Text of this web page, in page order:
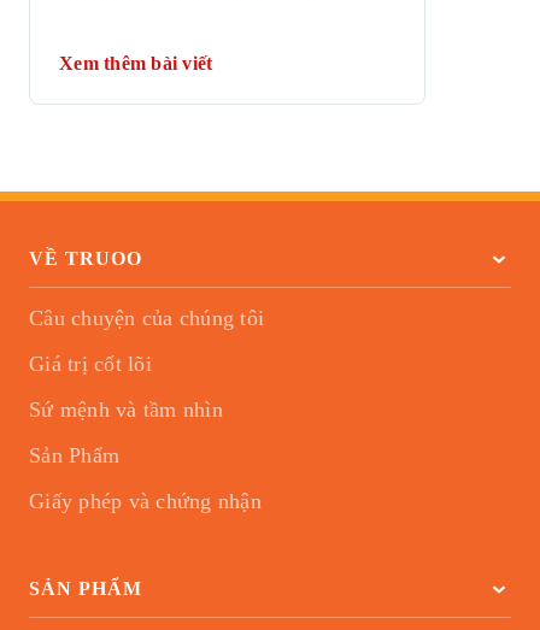
Xem thêm bài viết
VỀ TRUOO
Câu chuyện của chúng tôi
Giá trị cốt lõi
Sứ mệnh và tầm nhìn
Sản Phẩm
Giấy phép và chứng nhận
SẢN PHẨM